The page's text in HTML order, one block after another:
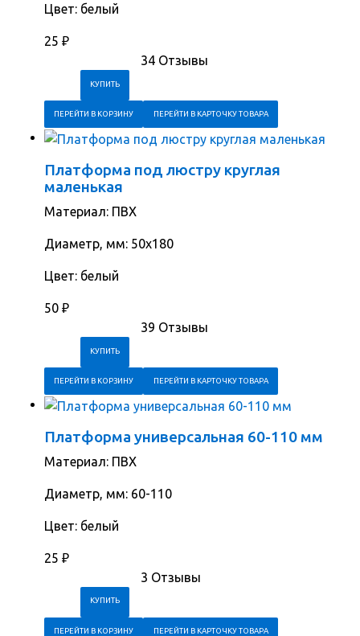
Цвет: белый
25 ₽
34 Отзывы
ПЕРЕЙТИ В КОРЗИНУ ПЕРЕЙТИ В КАРТОЧКУ ТОВАРА
Платформа под люстру круглая
маленькая
Материал: ПВХ
Диаметр, мм: 50х180
Цвет: белый
50 ₽
39 Отзывы
ПЕРЕЙТИ В КОРЗИНУ ПЕРЕЙТИ В КАРТОЧКУ ТОВАРА
Платформа универсальная 60-110 мм
Материал: ПВХ
Диаметр, мм: 60-110
Цвет: белый
25 ₽
3 Отзывы
ПЕРЕЙТИ В КОРЗИНУ ПЕРЕЙТИ В КАРТОЧКУ ТОВАРА